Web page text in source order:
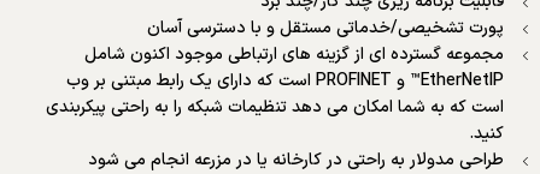
پورت تشخیصی/خدماتی مستقل و با دسترسی آسان
مجموعه گسترده ای از گزینه های ارتباطی موجود اکنون شامل
EtherNetIP™ و PROFINET است که دارای یک رابط مبتنی بر وب
است که به شما امکان می دهد تنظیمات شبکه را به راحتی پیکربندی
کنید.
طراحی مدولار به راحتی در کارخانه یا در مزرعه انجام می شود